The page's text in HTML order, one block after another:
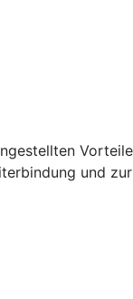
Vorteile
und zur